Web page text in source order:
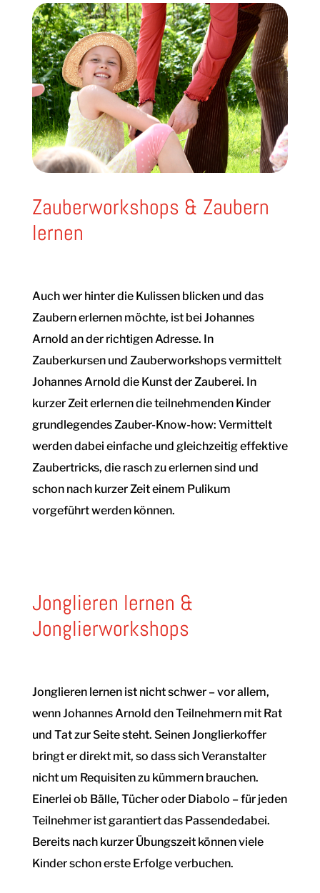
Zauberworkshops & Zaubern
lernen
Auch wer hinter die Kulissen blicken und das
Zaubern erlernen möchte, ist bei Johannes
Arnold an der richtigen Adresse. In
Zauberkursen und Zauberworkshops vermittelt
Johannes Arnold die Kunst der Zauberei. In
kurzer Zeit erlernen die teilnehmenden Kinder
grundlegendes Zauber-Know-how: Vermittelt
werden dabei einfache und gleichzeitig effektive
Zaubertricks, die rasch zu erlernen sind und
schon nach kurzer Zeit einem Pulikum
vorgeführt werden können.
Jonglieren lernen &
Jonglierworkshops
Jonglieren lernen ist nicht schwer – vor allem,
wenn Johannes Arnold den Teilnehmern mit Rat
und Tat zur Seite steht. Seinen Jonglierkoffer
bringt er direkt mit, so dass sich Veranstalter
nicht um Requisiten zu kümmern brauchen.
Einerlei ob Bälle, Tücher oder Diabolo – für jeden
Teilnehmer ist garantiert das Passendedabei.
Bereits nach kurzer Übungszeit können viele
Kinder schon erste Erfolge verbuchen.